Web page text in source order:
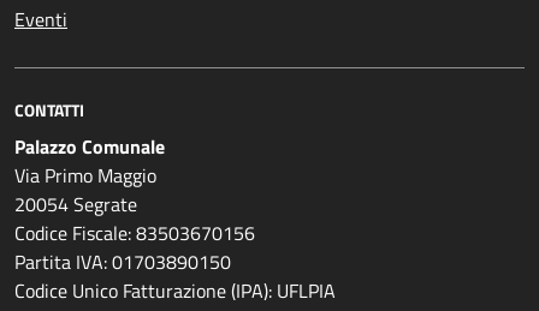
Eventi
CONTATTI
Palazzo Comunale
Via Primo Maggio
20054 Segrate
Codice Fiscale: 83503670156
Partita IVA: 01703890150
Codice Unico Fatturazione (IPA): UFLPIA